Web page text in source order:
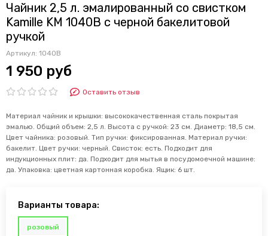
Чайник 2,5 л. эмалированный со свистком
Kamille KM 1040B с черной бакелитовой
ручкой
Артикул: 1040B
1 950 руб
Оставить отзыв
Материал чайник и крышки: высококачественная сталь покрытая
эмалью. Общий объем: 2,5 л. Высота с ручкой: 23 см. Диаметр: 18,5 см.
Цвет чайника: розовый. Тип ручки: фиксированная. Материал ручки:
бакелит. Цвет ручки: черный. Свисток: есть. Подходит для
индукционных плит: да. Подходит для мытья в посудомоечной машине:
да. Упаковка: цветная картонная коробка. Ящик: 6 шт.
Варианты товара:
розовый